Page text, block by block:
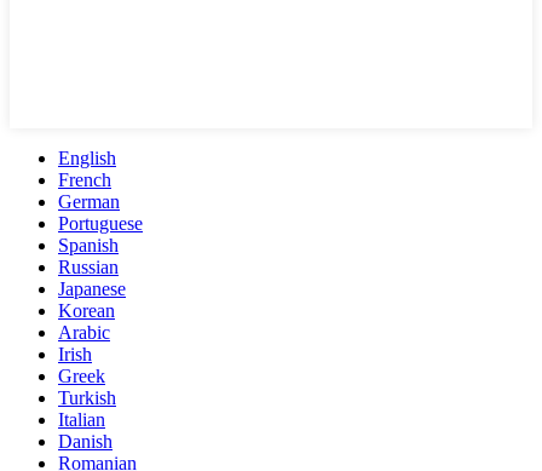
English
French
German
Portuguese
Spanish
Russian
Japanese
Korean
Arabic
Irish
Greek
Turkish
Italian
Danish
Romanian